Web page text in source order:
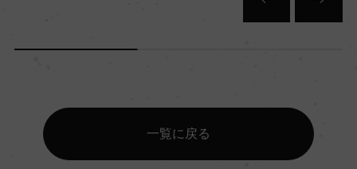
一覧に戻る